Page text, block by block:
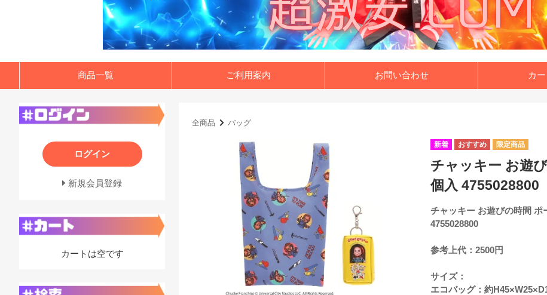
商品一覧 ご利用案内 お問い合わせ カ
全商品 バッグ
チャッキー お遊
個入 4755028800
チャッキー お遊びの時間
4755028800
参考上代：2500円
サイズ：
エコバッグ：約
ログイン
新規会員登録
カートは空です